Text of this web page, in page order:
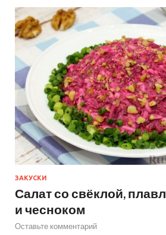
ЗАКУСКИ
Салат со свёклой,
и чесноком
Оставьте комментарий